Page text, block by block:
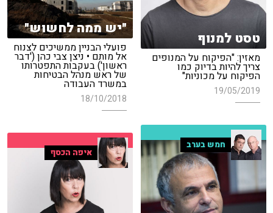
טסט למנוף
מאזין: "הפיקוח על המנופים
צריך להיות בדיוק כמו
הפיקוח על מכוניות"
19/05/2019
"יש ממה לחשוש"
פועלי הבניין ממשיכים לצנוח
אל מותם • ניצן צבי כהן ('דבר
ראשון') בעקבות התפטרותו
של ראש מנהל הבטיחות
במשרד העבודה
18/10/2018
חמש בערב
איפה הכסף